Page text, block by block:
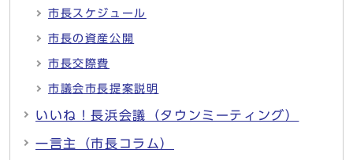
市長スケジュール
市長の資産公開
市長交際費
市議会市長提案説明
いいね！長浜会議（タウンミーティング）
一言主（市長コラム）